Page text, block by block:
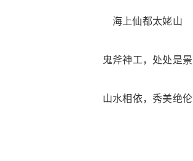
海上仙都太姥山
鬼斧神工，处处是景
山水相依，秀美绝伦